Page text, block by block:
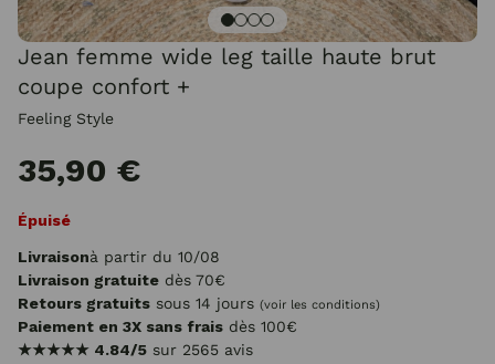
Jean femme wide leg taille haute brut
coupe confort +
Feeling Style
35,90 €
Épuisé
Livraisonà partir du 10/08
Livraison gratuite dès 70€
Retours gratuits sous 14 jours (voir les conditions)
Paiement en 3X sans frais dès 100€
★★★★★ 4.84/5 sur 2565 avis